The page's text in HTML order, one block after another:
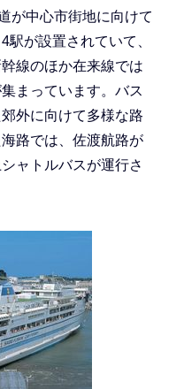
が中心市街地に向けて
が設置されていて、
線のほか在来線では
まっています。バス
外に向けて多様な路
路では、佐渡航路が
ャトルバスが運行さ